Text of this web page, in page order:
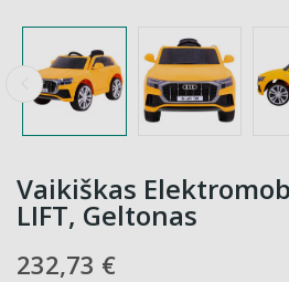
Vaikiškas
LIFT, Geltonas
232,73 €